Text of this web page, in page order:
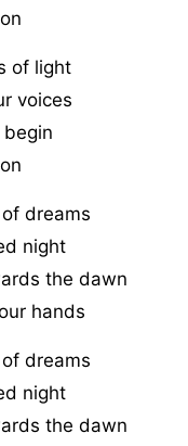
of light
voices
begin
of dreams
night
the dawn
hands
of dreams
night
the dawn